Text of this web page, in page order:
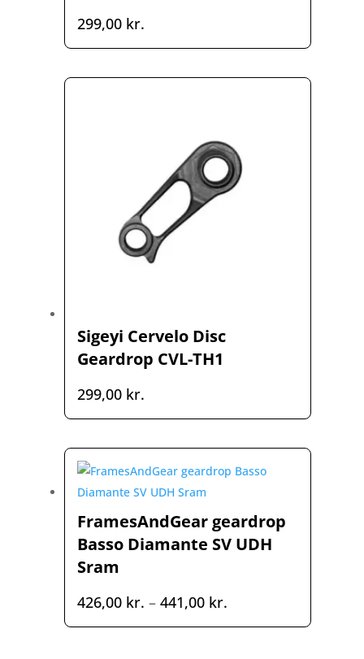
299,00 kr.
Sigeyi Cervelo Disc
Geardrop CVL-TH1
299,00 kr.
FramesAndGear geardrop
Basso Diamante SV UDH
Sram
426,00 kr. – 441,00 kr.Prisinterval:
426,00 kr.